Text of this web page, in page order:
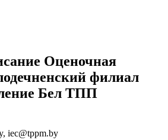
Оценочная
филиал
Бел ТПП
iec@tppm.by